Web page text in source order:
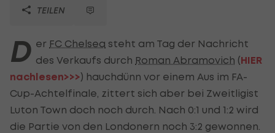
TEILEN
D er FC Chelsea steht am Tag der Nachricht
des Verkaufs durch Roman Abramovich (HIER
nachlesen>>>) hauchdünn vor einem Aus im FA-
Cup-Achtelfinale, zittert sich aber bei Zweitligist
Luton Town doch noch durch. Nach 0:1 und 1:2 wird
die Partie von den Londonern noch 3:2 gewonnen.